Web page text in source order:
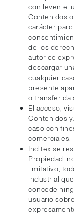
conlleven el
Contenidos
carácter
de los
autorice
descargar
cualquier
presente
o transferida
El acceso,
Contenidos
caso con
comerciales.
Inditex se
Propiedad
limitativo,
industrial
concede
usuario